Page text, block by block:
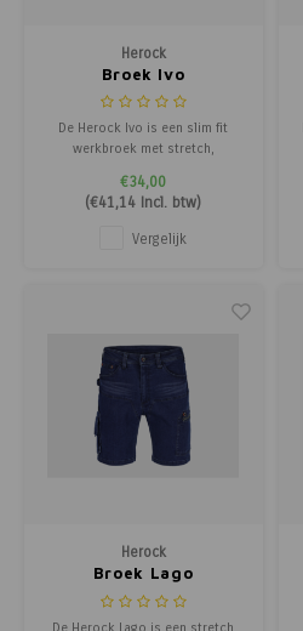
Herock
Broek Ivo
De Herock Ivo is een slim fit
werkbroek met stretch,
verhoogde tailleband voor extra
comfort.
€34,00
(€41,14 Incl. btw)
Vergelijk
Herock
Broek Lago